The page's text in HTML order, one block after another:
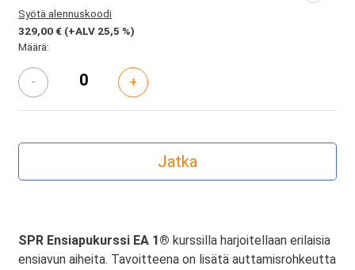
Syötä alennuskoodi
329,00 € (+ALV 25,5 %)
Määrä:
- +
SPR Ensiapukurssi EA 1® kurssilla harjoitellaan erilaisia
ensiavun aiheita. Tavoitteena on lisätä auttamisrohkeutta